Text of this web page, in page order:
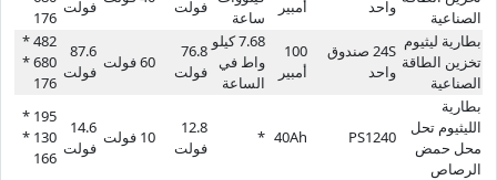
الصناعية
واحد أمبير
ساعة
فولت فولت
176
بطارية ليثيوم
تخزين الطاقة
الصناعية
24S صندوق
واحد
100
أمبير
7.68 كيلو
واط في
الساعة
76.8
فولت
60 فولت
87.6
فولت
482 *
680 *
176
بطارية
الليثيوم تحل
محل حمض
الرصاص
PS1240
40Ah
*
12.8
فولت
10 فولت
14.6
فولت
195 *
130 *
166